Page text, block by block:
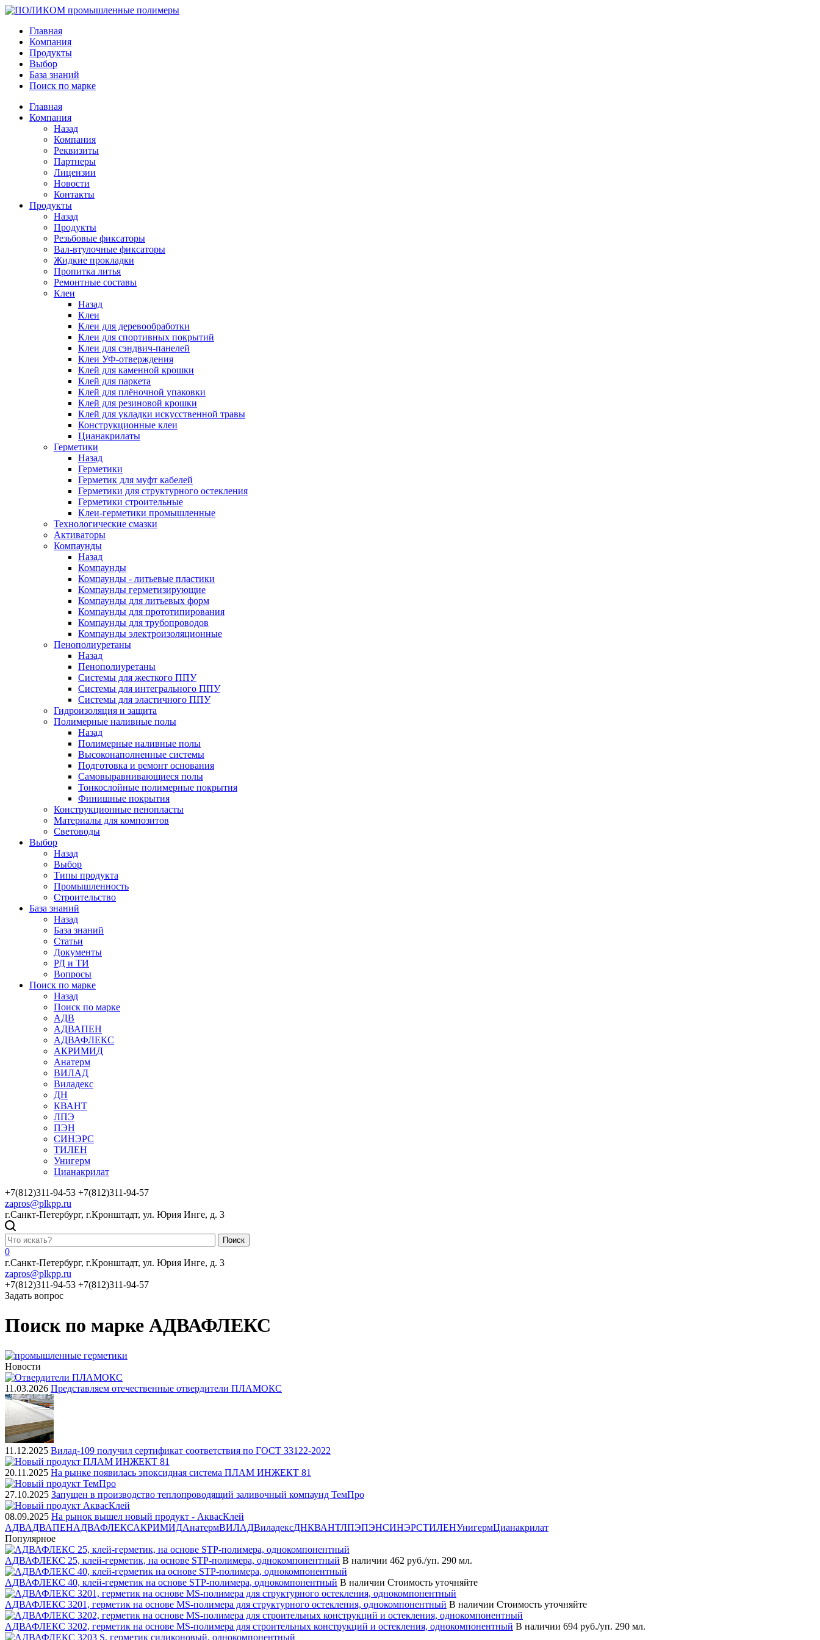
Главная
Компания
Продукты
Выбор
База знаний
Поиск по марке
Главная
Компания
Назад
Компания
Реквизиты
Партнеры
Лицензии
Новости
Контакты
Продукты
Назад
Продукты
Резьбовые фиксаторы
Вал-втулочные фиксаторы
Жидкие прокладки
Пропитка литья
Ремонтные составы
Клеи
Назад
Клеи
Клеи для деревообработки
Клеи для спортивных покрытий
Клеи для сэндвич-панелей
Клеи УФ-отверждения
Клей для каменной крошки
Клей для паркета
Клей для плёночной упаковки
Клей для резиновой крошки
Клей для укладки искусственной травы
Конструкционные клеи
Цианакрилаты
Герметики
Назад
Герметики
Герметик для муфт кабелей
Герметики для структурного остекления
Герметики строительные
Клеи-герметики промышленные
Технологические смазки
Активаторы
Компаунды
Назад
Компаунды
Компаунды - литьевые пластики
Компаунды герметизирующие
Компаунды для литьевых форм
Компаунды для прототипирования
Компаунды для трубопроводов
Компаунды электроизоляционные
Пенополиуретаны
Назад
Пенополиуретаны
Системы для жесткого ППУ
Системы для интегрального ППУ
Системы для эластичного ППУ
Гидроизоляция и защита
Полимерные наливные полы
Назад
Полимерные наливные полы
Высоконаполненные системы
Подготовка и ремонт основания
Самовыравнивающиеся полы
Тонкослойные полимерные покрытия
Финишные покрытия
Конструкционные пенопласты
Материалы для композитов
Световоды
Выбор
Назад
Выбор
Типы продукта
Промышленность
Строительство
База знаний
Назад
База знаний
Статьи
Документы
РД и ТИ
Вопросы
Поиск по марке
Назад
Поиск по марке
АДВ
АДВАПЕН
АДВАФЛЕКС
АКРИМИД
Анатерм
ВИЛАД
Виладекс
ДН
КВАНТ
ЛПЭ
ПЭН
СИНЭРС
ТИЛЕН
Унигерм
Цианакрилат
+7(812)311-94-53 +7(812)311-94-57
zapros@plkpp.ru
г.Санкт-Петербург, г.Кронштадт, ул. Юрия Инге, д. 3
Поиск
0
г.Санкт-Петербург, г.Кронштадт, ул. Юрия Инге, д. 3
zapros@plkpp.ru
+7(812)311-94-53 +7(812)311-94-57
Задать вопрос
Поиск по марке АДВАФЛЕКС
Новости
11.03.2026 Представляем отечественные отвердители ПЛАМОКС
11.12.2025 Вилад-109 получил сертификат соответствия по ГОСТ 33122-2022
20.11.2025 На рынке появилась эпоксидная система ПЛАМ ИНЖЕКТ 81
27.10.2025 Запущен в производство теплопроводящий заливочный компаунд ТемПро
08.09.2025 На рынок вышел новый продукт - АквасКлей
АДВАДВАПЕНАДВАФЛЕКСАКРИМИДАнатермВИЛАДВиладексДНКВАНТЛПЭПЭНСИНЭРСТИЛЕНУнигермЦианакрилат
Популярное
АДВАФЛЕКС 25, клей-герметик, на основе STP-полимера, однокомпонентный В наличии 462 руб./уп. 290 мл.
АДВАФЛЕКС 40, клей-герметик на основе STP-полимера, однокомпонентный В наличии Стоимость уточняйте
АДВАФЛЕКС 3201, герметик на основе MS-полимера для структурного остекления, однокомпонентный В наличии Стоимость уточняйте
АДВАФЛЕКС 3202, герметик на основе MS-полимера для строительных конструкций и остекления, однокомпонентный В наличии 694 руб./уп. 290 мл.